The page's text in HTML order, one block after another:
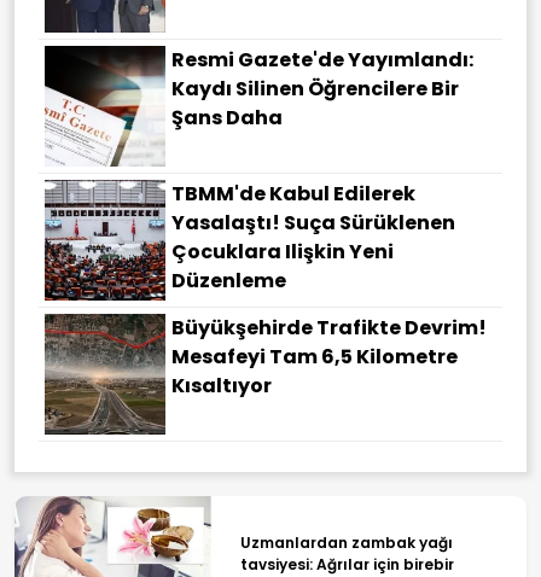
Resmi Gazete'de Yayımlandı:
Kaydı Silinen Öğrencilere Bir
Şans Daha
TBMM'de Kabul Edilerek
Yasalaştı! Suça Sürüklenen
Çocuklara Ilişkin Yeni
Düzenleme
Büyükşehirde Trafikte Devrim!
Mesafeyi Tam 6,5 Kilometre
Kısaltıyor
Uzmanlardan zambak yağı
tavsiyesi: Ağrılar için birebir